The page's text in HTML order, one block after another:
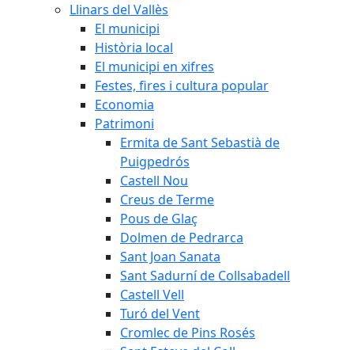
Llinars del Vallès
El municipi
Història local
El municipi en xifres
Festes, fires i cultura popular
Economia
Patrimoni
Ermita de Sant Sebastià de
Puigpedrós
Castell Nou
Creus de Terme
Pous de Glaç
Dolmen de Pedrarca
Sant Joan Sanata
Sant Sadurní de Collsabadell
Castell Vell
Turó del Vent
Cromlec de Pins Rosés